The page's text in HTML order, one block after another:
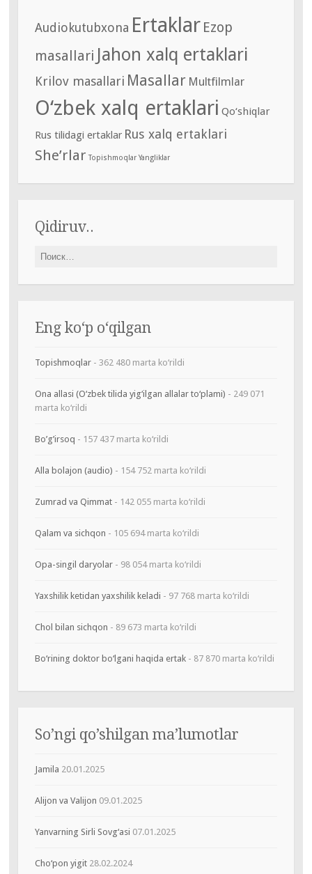
Audiokutubxona Ertaklar Ezop
masallari Jahon xalq ertaklari
Krilov masallari Masallar Multfilmlar
O‘zbek xalq ertaklari Qo‘shiqlar
Rus tilidagi ertaklar Rus xalq ertaklari
She’rlar Topishmoqlar Yangliklar
Qidiruv..
Найти:
Eng ko‘p o‘qilgan
Topishmoqlar- 362 480 marta ko‘rildi
Ona allasi (O‘zbek tilida yig‘ilgan allalar to‘plami) - 249 071
marta ko‘rildi
Bo’g’irsoq - 157 437 marta ko‘rildi
Alla bolajon (audio) - 154 752 marta ko‘rildi
Zumrad va Qimmat- 142 055 marta ko‘rildi
Qalam va sichqon - 105 694 marta ko‘rildi
Opa-singil daryolar- 98 054 marta ko‘rildi
Yaxshilik ketidan yaxshilik keladi - 97 768 marta ko‘rildi
Chol bilan sichqon - 89 673 marta ko‘rildi
Bo‘rining doktor bo‘lgani haqida ertak- 87 870 marta ko‘rildi
So’ngi qo’shilgan ma’lumotlar
Jamila 20.01.2025
Alijon va Valijon 09.01.2025
Yanvarning Sirli Sovg‘asi 07.01.2025
Cho‘pon yigit 28.02.2024